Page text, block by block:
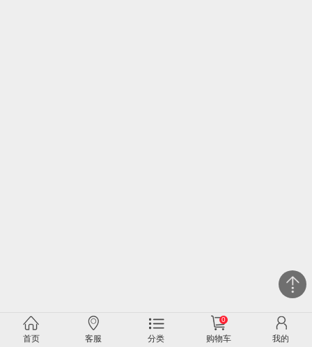
首页 客服 分类
0
购物车 我的
关闭